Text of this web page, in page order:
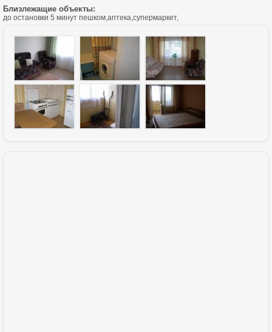
Близлежащие объекты:
до остановки 5 минут пешком,аптека,супермаркет,